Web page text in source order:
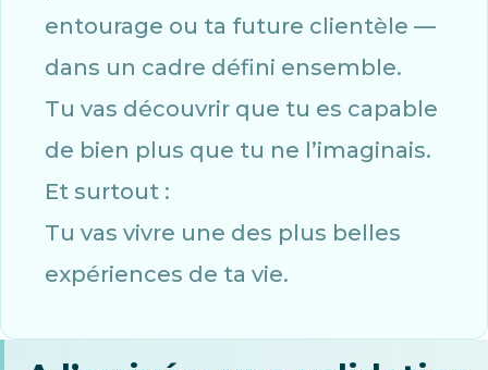
entourage ou ta future clientèle —
dans un cadre défini ensemble.
Tu vas découvrir que tu es capable
de bien plus que tu ne l’imaginais.
Et surtout :
Tu vas vivre une des plus belles
expériences de ta vie.